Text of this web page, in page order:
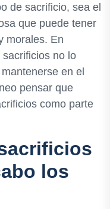
de sacrificio, sea el
que puede tener
morales. En
no lo
en el
pensar que
como parte
los